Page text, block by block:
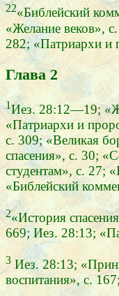
22«Библейский
«Желание веков»,
282; «Патриархи и
Глава 2
1Иез. 28:12—19;
«Патриархи и
с. 309; «Великая
спасения», с. 30;
студентам», с. 27;
«Библейский
2«История
669; Иез. 28:13;
3 Иез. 28:13;
воспитания», с.